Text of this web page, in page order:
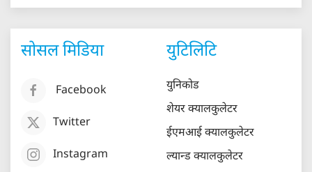
सोसल मिडिया
Facebook
Twitter
Instagram
युटिलिटि
युनिकोड
शेयर क्यालकुलेटर
ईएमआई क्यालकुलेटर
ल्यान्ड क्यालकुलेटर